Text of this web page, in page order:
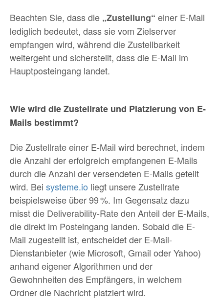
Beachten Sie, dass die „Zustellung“ einer E-Mail
lediglich bedeutet, dass sie vom Zielserver
empfangen wird, während die Zustellbarkeit
weitergeht und sicherstellt, dass die E-Mail im
Hauptposteingang landet.
Wie wird die Zustellrate und Platzierung von E-
Mails bestimmt?
Die Zustellrate einer E-Mail wird berechnet, indem
die Anzahl der erfolgreich empfangenen E-Mails
durch die Anzahl der versendeten E-Mails geteilt
wird. Bei systeme.io liegt unsere Zustellrate
beispielsweise über 99 %. Im Gegensatz dazu
misst die Deliverability-Rate den Anteil der E-Mails,
die direkt im Posteingang landen. Sobald die E-
Mail zugestellt ist, entscheidet der E-Mail-
Dienstanbieter (wie Microsoft, Gmail oder Yahoo)
anhand eigener Algorithmen und der
Gewohnheiten des Empfängers, in welchem
Ordner die Nachricht platziert wird.